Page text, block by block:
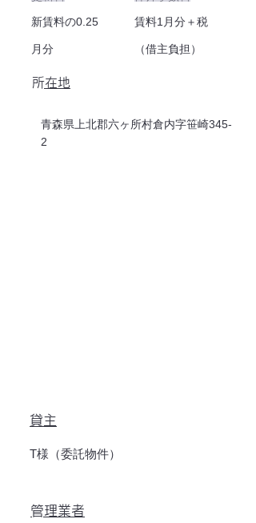
新賃料の0.25
月分
賃料1月分＋税
（借主負担）
​所在地
青森県上北郡六ヶ所村倉内字笹崎345-
2
貸主
T様（委託物件）
​管理業者